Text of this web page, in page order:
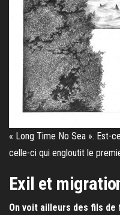
« Long Time No Sea ». Est-
celle-ci qui engloutit le
Exil et
On voit ailleurs des fils